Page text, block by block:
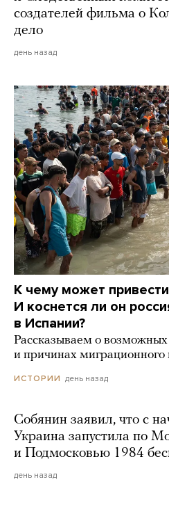
создателей фильма о
дело
день назад
К чему может
И коснется ли он
в Испании?
Рассказываем о возможных
и причинах миграционного
ИСТОРИИ день назад
Собянин заявил, что с
Украина запустила по
и Подмосковью 1984
день назад